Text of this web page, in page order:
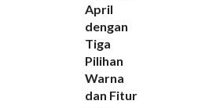
April
dengan
Tiga
Pilihan
Warna
dan Fitur